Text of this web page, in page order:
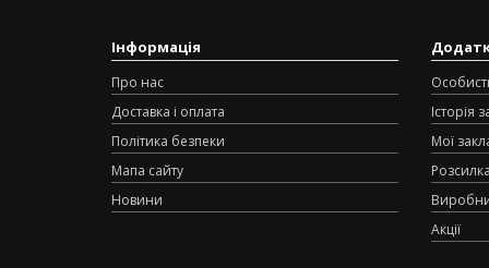
Інформація
Про нас
Доставка і оплата
Політика безпеки
Мапа сайту
Новини
Історія
Мої
Акції